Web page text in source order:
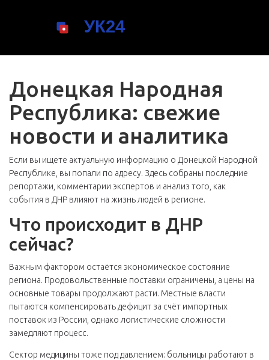
Донецкая Народная
Республика: свежие
новости и аналитика
Если вы ищете актуальную информацию о Донецкой Народной
Республике, вы попали по адресу. Здесь собраны последние
репортажи, комментарии экспертов и анализ того, как
события в ДНР влияют на жизнь людей в регионе.
Что происходит в ДНР
сейчас?
Важным фактором остаётся экономическое состояние
региона. Продовольственные поставки ограничены, а цены на
основные товары продолжают расти. Местные власти
пытаются компенсировать дефицит за счёт импортных
поставок из России, однако логистические сложности
замедляют процесс.
Сектор медицины тоже под давлением: больницы работают в